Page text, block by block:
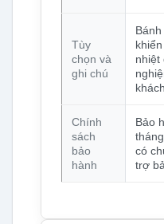
Tùy
chọn và
ghi chú
nhiệt
Chính
sách
bảo
hành
Bảo
có
trợ